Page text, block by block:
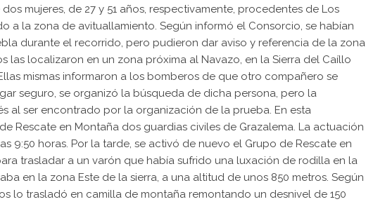
mujeres, de 27 y 51 años, respectivamente, procedentes de Los
a la zona de avituallamiento. Según informó el Consorcio, se habían
durante el recorrido, pero pudieron dar aviso y referencia de la zona
las localizaron en un zona próxima al Navazo, en la Sierra del Caíllo
mismas informaron a los bomberos de que otro compañero se
seguro, se organizó la búsqueda de dicha persona, pero la
al ser encontrado por la organización de la prueba. En esta
Rescate en Montaña dos guardias civiles de Grazalema. La actuación
9:50 horas. Por la tarde, se activó de nuevo el Grupo de Rescate en
trasladar a un varón que había sufrido una luxación de rodilla en la
en la zona Este de la sierra, a una altitud de unos 850 metros. Según
lo trasladó en camilla de montaña remontando un desnivel de 150